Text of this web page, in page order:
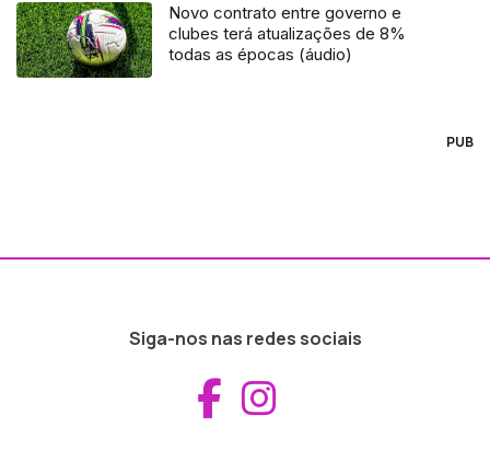
Novo contrato entre governo e
clubes terá atualizações de 8%
todas as épocas (áudio)
PUB
Siga-nos nas redes sociais
Aceder ao